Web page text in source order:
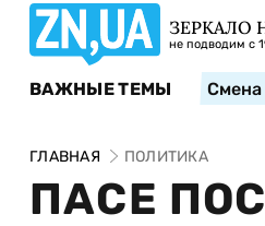
ЗЕРКАЛО
не подводим с
ВАЖНЫЕ ТЕМЫ Смена
ГЛАВНАЯ ПОЛИТИКА
ПАСЕ